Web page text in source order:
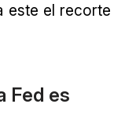
este el recorte
Fed es